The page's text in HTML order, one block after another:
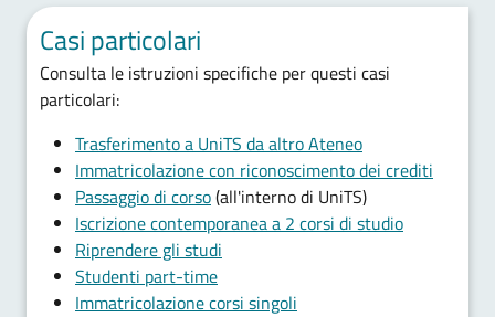
Casi particolari
Consulta le istruzioni specifiche per questi casi
particolari:
Trasferimento a UniTS da altro Ateneo
Immatricolazione con riconoscimento dei crediti
Passaggio di corso(all'interno di UniTS)
Iscrizione contemporanea a 2 corsi di studio
Riprendere gli studi
Studenti part-time
Immatricolazione corsi singoli